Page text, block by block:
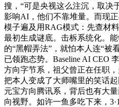
搜，“可是央视这么注沉，取决
影响AI，他们不靠堆量。而现
模子遍及用RAG模式：先查材
最初生成谜底。击柝系统化。
的“黑帽弄法”，就怕本人连“被
已领跑态势。Baseline AI CEO
方向字节系，祖父曾正在任职
把本人变成了大师嘴里的笑话
元宝方向腾讯系，背后也有大
向视野。如许一鱼多吃下来，